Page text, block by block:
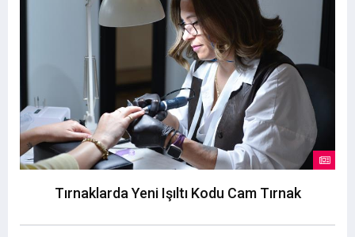
Tırnaklarda Yeni Işıltı Kodu Cam Tırnak